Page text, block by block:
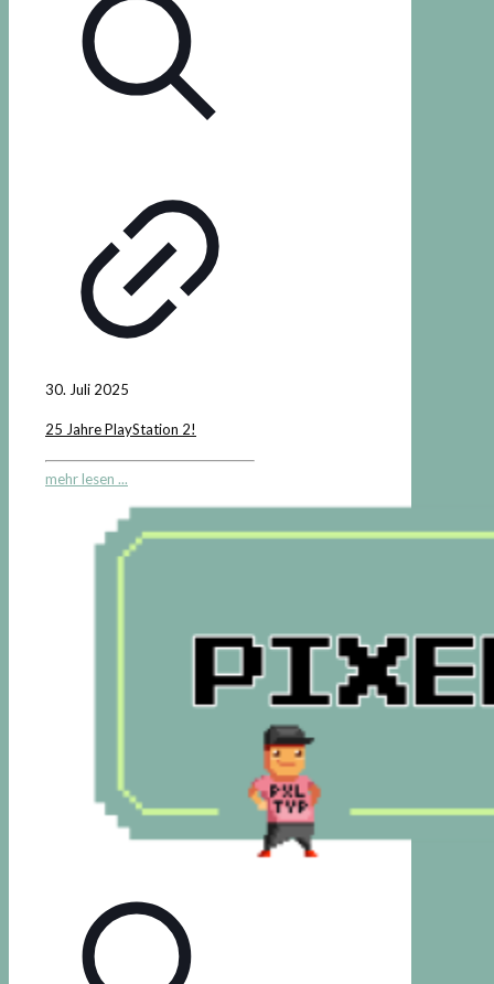
30. Juli 2025
25 Jahre PlayStation 2!
mehr lesen ...